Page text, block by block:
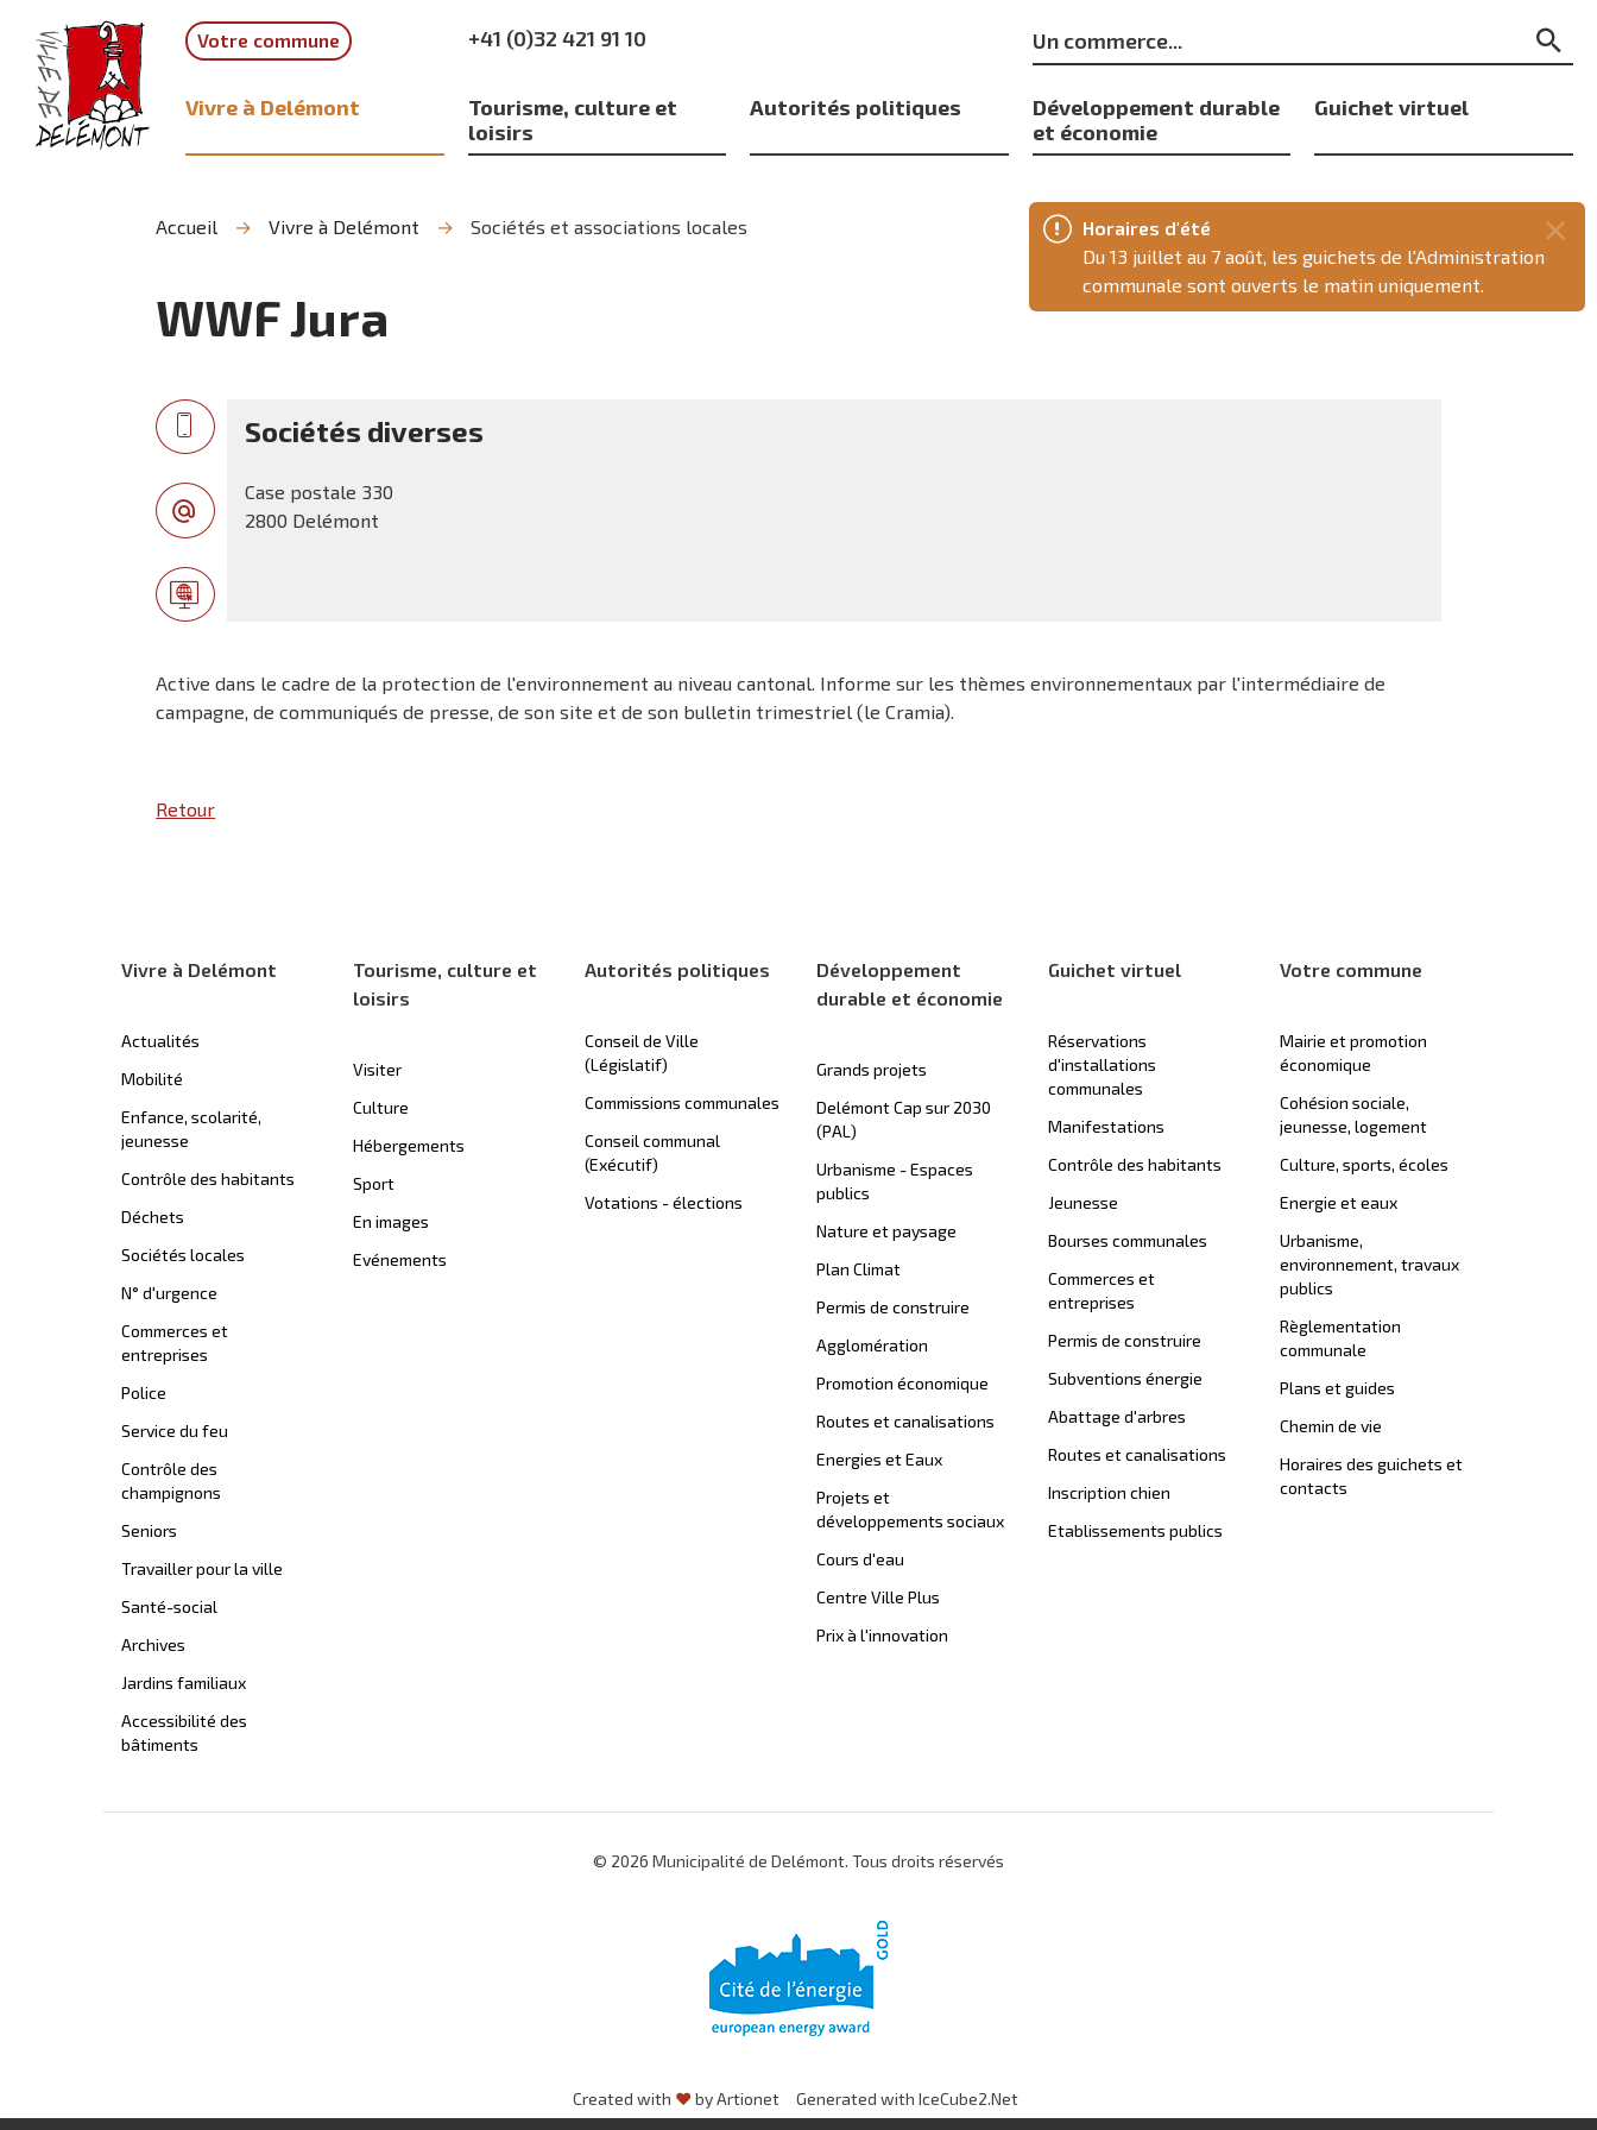
recherche
contenu
navigation
Horaires d'été
Du 13 juillet au 7 août, les guichets de l'Administration
communale sont ouverts le matin uniquement.
Votre commune +41 (0)32 421 91 10
Mots
clés
Vivre à Delémont
Tourisme, culture et
loisirs
Autorités politiques
Développement durable
et économie
Guichet virtuel
Accueil Vivre à Delémont Sociétés et associations locales
WWF Jura
Sociétés diverses
Case postale 330
2800 Delémont
Active dans le cadre de la protection de l'environnement au niveau cantonal. Informe sur les thèmes environnementaux par l'intermédiaire de
campagne, de communiqués de presse, de son site et de son bulletin trimestriel (le Cramia).
Retour
Vivre à Delémont
Actualités
Mobilité
Enfance, scolarité,
jeunesse
Contrôle des habitants
Déchets
Sociétés locales
N° d'urgence
Commerces et
entreprises
Police
Service du feu
Contrôle des
champignons
Seniors
Travailler pour la ville
Santé-social
Archives
Jardins familiaux
Accessibilité des
bâtiments
Tourisme, culture et
loisirs
Visiter
Culture
Hébergements
Sport
En images
Evénements
Autorités politiques
Conseil de Ville
(Législatif)
Commissions communales
Conseil communal
(Exécutif)
Votations - élections
Développement
durable et économie
Grands projets
Delémont Cap sur 2030
(PAL)
Urbanisme - Espaces
publics
Nature et paysage
Plan Climat
Permis de construire
Agglomération
Promotion économique
Routes et canalisations
Energies et Eaux
Projets et
développements sociaux
Cours d'eau
Centre Ville Plus
Prix à l'innovation
Guichet virtuel
Réservations
d'installations
communales
Manifestations
Contrôle des habitants
Jeunesse
Bourses communales
Commerces et
entreprises
Permis de construire
Subventions énergie
Abattage d'arbres
Routes et canalisations
Inscription chien
Etablissements publics
Votre commune
Mairie et promotion
économique
Cohésion sociale,
jeunesse, logement
Culture, sports, écoles
Energie et eaux
Urbanisme,
environnement, travaux
publics
Règlementation
communale
Plans et guides
Chemin de vie
Horaires des guichets et
contacts
© 2026 Municipalité de Delémont. Tous droits réservés
Created with ♥by Artionet Generated with IceCube2.Net